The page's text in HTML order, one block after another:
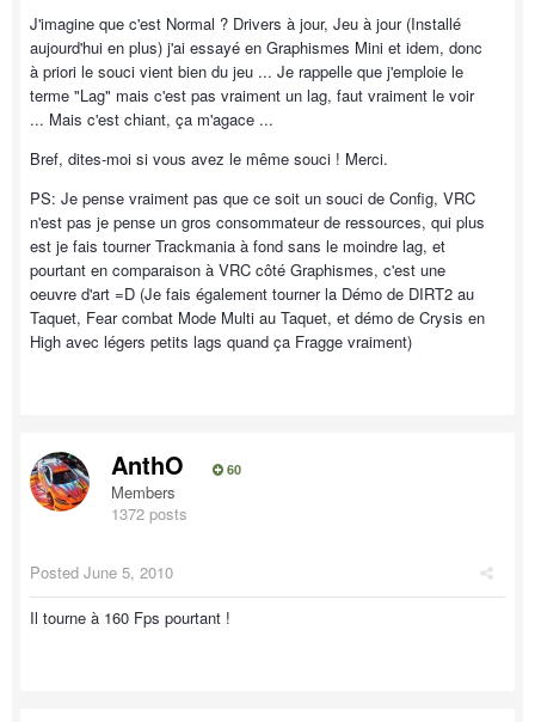
J'imagine que c'est Normal ? Drivers à jour, Jeu à jour (Installé
aujourd'hui en plus) j'ai essayé en Graphismes Mini et idem, donc
à priori le souci vient bien du jeu ... Je rappelle que j'emploie le
terme "Lag" mais c'est pas vraiment un lag, faut vraiment le voir
... Mais c'est chiant, ça m'agace ...
Bref, dites-moi si vous avez le même souci ! Merci.
PS: Je pense vraiment pas que ce soit un souci de Config, VRC
n'est pas je pense un gros consommateur de ressources, qui plus
est je fais tourner Trackmania à fond sans le moindre lag, et
pourtant en comparaison à VRC côté Graphismes, c'est une
oeuvre d'art =D (Je fais également tourner la Démo de DIRT2 au
Taquet, Fear combat Mode Multi au Taquet, et démo de Crysis en
High avec légers petits lags quand ça Fragge vraiment)
AnthO 60
Members
1372 posts
Posted June 5, 2010
Il tourne à 160 Fps pourtant !